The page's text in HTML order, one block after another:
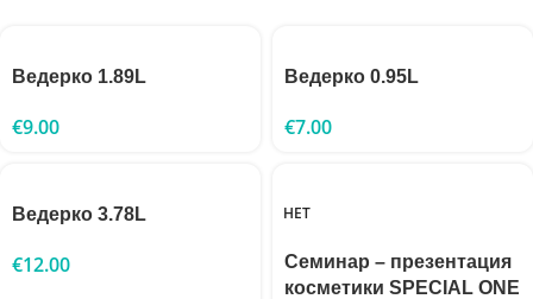
Ведерко 1.89L
€9.00
Ведерко 0.95L
€7.00
Ведерко 3.78L
€12.00
НЕТ
Семинар – презентация
косметики SPECIAL ONE